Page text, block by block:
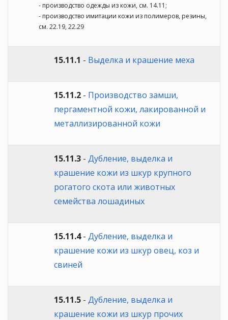
- производство одежды из кожи, см. 14.11;
- производство имитации кожи из полимеров, резины,
см. 22.19, 22.29
15.11.1 - Выделка и крашение меха
15.11.2 - Производство замши,
пергаментной кожи, лакированной и
металлизированной кожи
15.11.3 - Дубление, выделка и
крашение кожи из шкур крупного
рогатого скота или животных
семейства лошадиных
15.11.4- Дубление, выделка и
крашение кожи из шкур овец, коз и
свиней
15.11.5 - Дубление, выделка и
крашение кожи из шкур прочих